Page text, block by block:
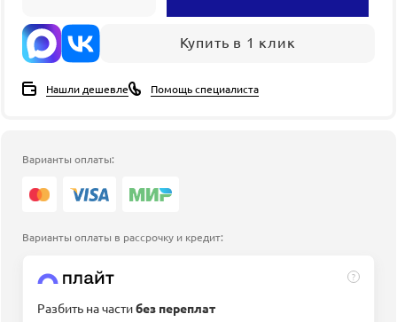
Купить в 1 клик
Нашли дешевле Помощь специалиста
Варианты оплаты:
Варианты оплаты в рассрочку и кредит:
?
Разбить на частибез переплат